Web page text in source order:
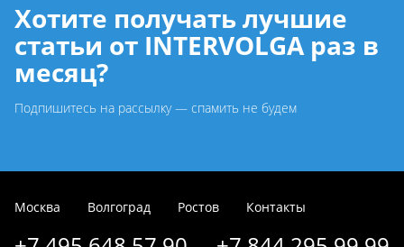
Хотите получать лучшие
статьи от INTERVOLGA раз в
месяц?
Подпишитесь на рассылку — спамить не будем
Москва Волгоград Ростов Контакты